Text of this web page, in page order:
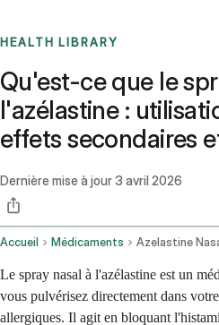
HEALTH LIBRARY
Qu'est-ce que le
l'azélastine :
effets secondaires
Dernière mise à jour3 avril 2026
Accueil Médicaments Azelastine
Le spray nasal à l'azélastine est un
vous pulvérisez directement dans
allergiques. Il agit en bloquant